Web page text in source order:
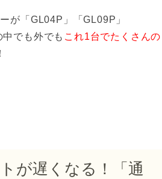
が「GL04P」「GL09P」
でも外でも これ1台でたくさんの
が遅くなる！「通